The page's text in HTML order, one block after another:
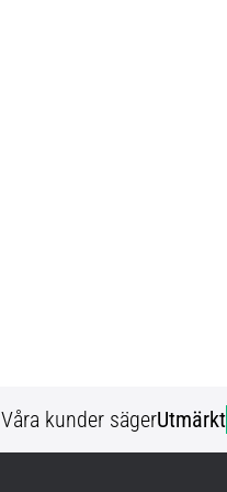
Våra kunder sägerUtmärkt